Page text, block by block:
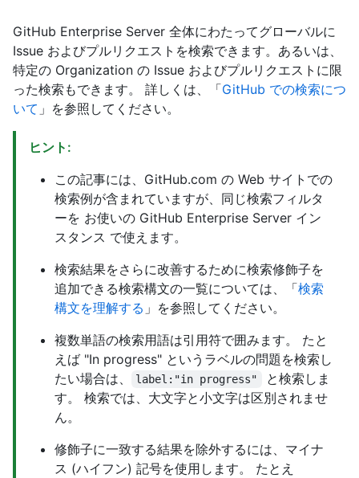
GitHub Enterprise Server 全体にわたってグローバルに
Issue およびプルリクエストを検索できます。あるいは、
特定の Organization の Issue およびプルリクエストに限
った検索もできます。 詳しくは、「GitHub での検索につ
いて 」を参照してください。
ヒント:
この記事には、GitHub.com の Web サイトでの
検索例が含まれていますが、同じ検索フィルタ
ーを お使いの GitHub Enterprise Server イン
スタンス で使えます。
検索結果をさらに改善するために検索修飾子を
追加できる検索構文の一覧については、「検索
構文を理解する 」を参照してください。
複数単語の検索用語は引用符で囲みます。 たと
えば "In progress" というラベルの問題を検索し
たい場合は、
label:"in progress"
と検索しま
す。 検索では、大文字と小文字は区別されませ
ん。
修飾子に一致する結果を除外するには、マイナ
ス (ハイフン) 記号を使用します。 たとえ